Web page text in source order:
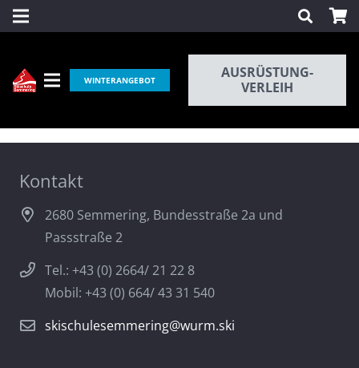
WINTERANGEBOT
AUSRÜSTUNG-
VERLEIH
Kontakt
2680 Semmering, Bundesstraße 2a und
Passstraße 2
Tel.: +43 (0) 2664/ 21 22 8
Mobil: +43 (0) 664/ 43 31 540
skischulesemmering@wurm.ski